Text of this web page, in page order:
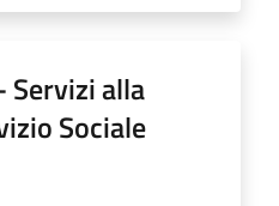
Servizi alla
Sociale